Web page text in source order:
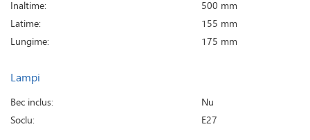
Inaltime:
500 mm
Latime:
155 mm
Lungime:
175 mm
Lampi
Bec inclus:
Nu
Soclu:
E27